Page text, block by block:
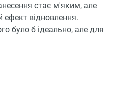
стає м'яким, але
ефект відновлення.
було б ідеально, але для